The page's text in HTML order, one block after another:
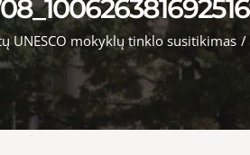
UNESCO mokyklų tinklo susitikimas /